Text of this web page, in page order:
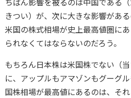
ちばん影響を被るのは中国である
きつい）が、次に大きな影響があ
米国の株式相場が史上最高値圏に
られなくてはならないのだろう。
もちろん日本株は米国株でない（
に、アップルもアマゾンもグーグ
国株相場が最高値にあるのは、そ